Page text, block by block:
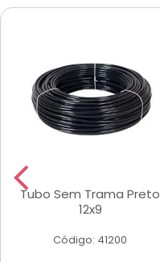
Tubo Sem Trama Preto
12x9
Código: 41200